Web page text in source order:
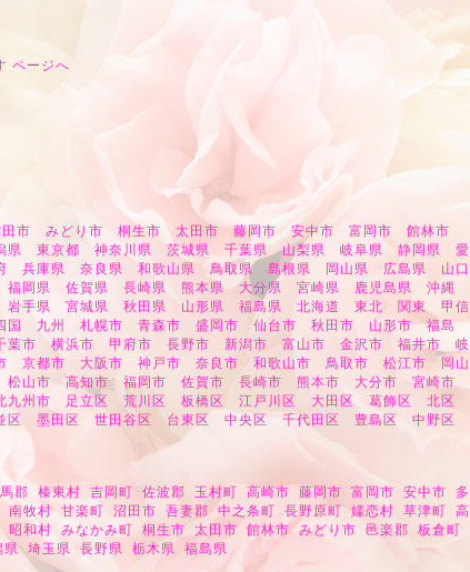
ページへ
田市 みどり市 桐生市 太田市 藤岡市 安中市 富岡市 館林市
県 東京都 神奈川県 茨城県 千葉県 山梨県 岐阜県 静岡県 愛
兵庫県 奈良県 和歌山県 鳥取県 島根県 岡山県 広島県 山口
岡県 佐賀県 長崎県 熊本県 大分県 宮崎県 鹿児島県 沖縄
手県 宮城県 秋田県 山形県 福島県 北海道 東北 関東 甲信
九州 札幌市 青森市 盛岡市 仙台市 秋田市 山形市 福島
葉市 横浜市 甲府市 長野市 新潟市 富山市 金沢市 福井市 岐
京都市 大阪市 神戸市 奈良市 和歌山市 鳥取市 松江市 岡山
山市 高知市 福岡市 佐賀市 長崎市 熊本市 大分市 宮崎市
九州市 足立区 荒川区 板橋区 江戸川区 大田区 葛飾区 北区
区 墨田区 世田谷区 台東区 中央区 千代田区 豊島区 中野区
郡 榛東村 吉岡町 佐波郡 玉村町 高崎市 藤岡市 富岡市 安中市 多
牧村 甘楽町 沼田市 吾妻郡 中之条町 長野原町 嬬恋村 草津町 高
和村 みなかみ町 桐生市 太田市 館林市 みどり市 邑楽郡 板倉町
埼玉県 長野県 栃木県 福島県